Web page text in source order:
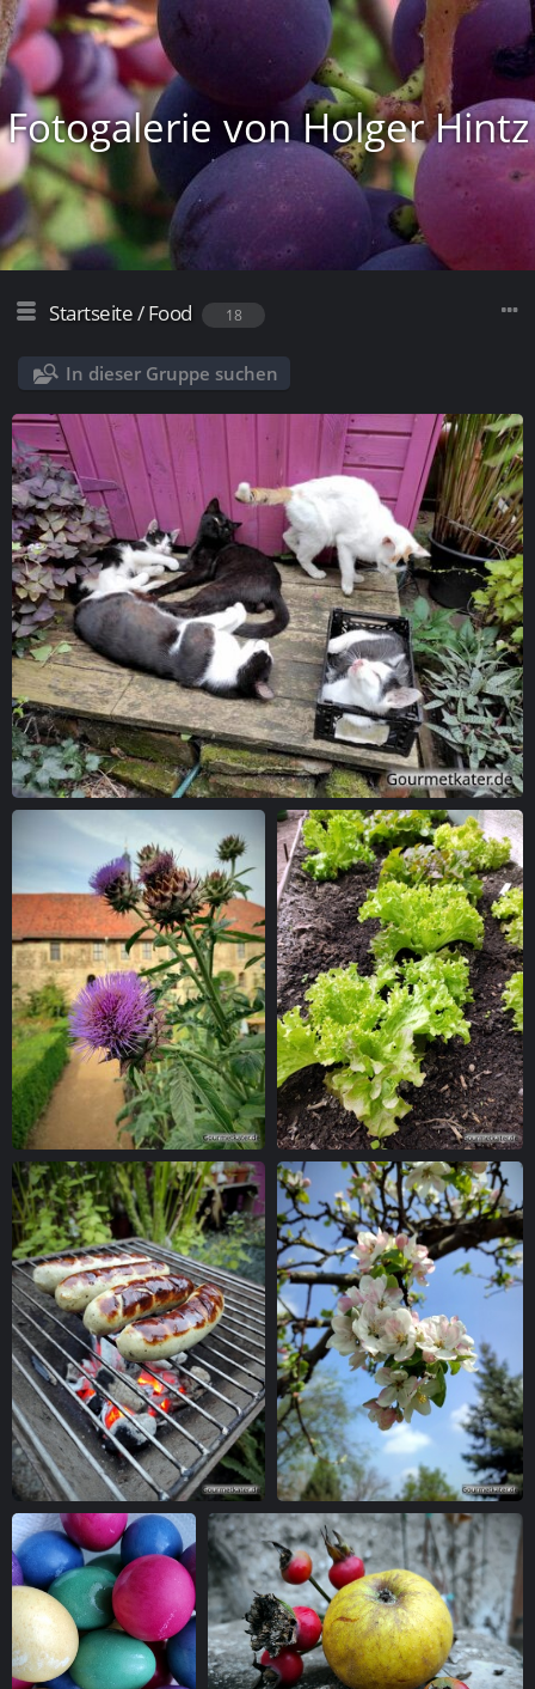
Fotogalerie von Holger Hintz
Startseite/Food 18
In dieser Gruppe suchen
Katzenfamilie
Artischocken-Blüte Salat
Bratwurst auf Holzkohlegrill Apfelblüte